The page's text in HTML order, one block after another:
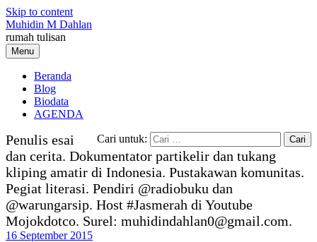
Skip to content
Muhidin M Dahlan
rumah tulisan
Menu
Beranda
Blog
Biodata
AGENDA
Cari untuk:
Penulis esai
dan cerita. Dokumentator partikelir dan tukang
kliping amatir di Indonesia. Pustakawan komunitas.
Pegiat literasi. Pendiri @radiobuku dan
@warungarsip. Host #Jasmerah di Youtube
Mojokdotco. Surel: muhidindahlan0@gmail.com.
16 September 2015